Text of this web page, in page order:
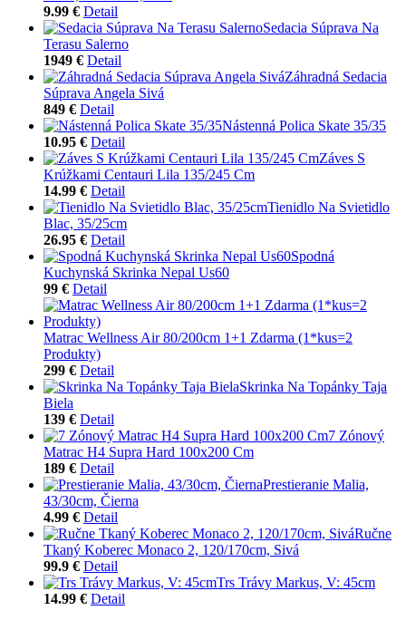
9.99 € Detail
Sedacia Súprava Na
Terasu Salerno
1949 € Detail
Záhradná Sedacia
Súprava Angela Sivá
849 € Detail
Nástenná Polica Skate 35/35
10.95 € Detail
Záves S
Krúžkami Centauri Lila 135/245 Cm
14.99 € Detail
Tienidlo Na Svietidlo
Blac, 35/25cm
26.95 € Detail
Spodná
Kuchynská Skrinka Nepal Us60
99 € Detail
Matrac Wellness Air 80/200cm 1+1 Zdarma (1*kus=2
Produkty)
299 € Detail
Skrinka Na Topánky Taja
Biela
139 € Detail
7 Zónový
Matrac H4 Supra Hard 100x200 Cm
189 € Detail
Prestieranie Malia,
43/30cm, Čierna
4.99 € Detail
Ručne
Tkaný Koberec Monaco 2, 120/170cm, Sivá
99.9 € Detail
Trs Trávy Markus, V: 45cm
14.99 € Detail